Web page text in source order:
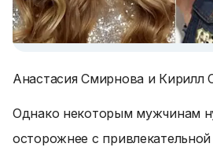
Анастасия Смирнова и Кирилл
Однако некоторым мужчинам
осторожнее с